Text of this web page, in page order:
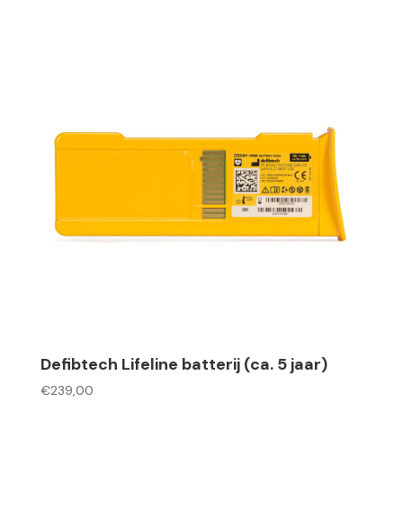
Defibtech Lifeline batterij (ca. 5 jaar)
€239,00